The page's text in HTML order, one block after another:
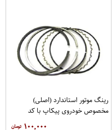
رینگ موتور استاندارد (اصلی)
مخصوص خودروی پیکاپ با کد
فنی12033-5V110 برند نیسان موتور
۱۰۰,۰۰۰